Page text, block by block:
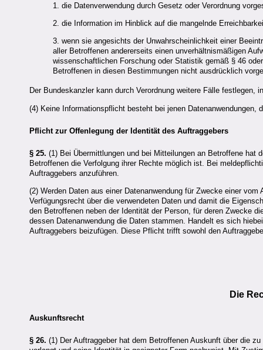
1. die Datenverwendung durch Gesetz oder Verordnung
2. die Information im Hinblick auf die mangelnde
3. wenn sie angesichts der Unwahrscheinlichkeit einer
aller Betroffenen andererseits einen unverhältnismäßigen
wissenschaftlichen Forschung oder Statistik gemäß § 46
Betroffenen in diesen Bestimmungen nicht ausdrücklich
Der Bundeskanzler kann durch Verordnung weitere Fälle festlegen,
(4) Keine Informationspflicht besteht bei jenen Datenanwendungen,
Pflicht zur Offenlegung der Identität des Auftraggebers
§ 25. (1) Bei Übermittlungen und bei Mitteilungen an Betroffene hat
Betroffenen die Verfolgung ihrer Rechte möglich ist. Bei
Auftraggebers anzuführen.
(2) Werden Daten aus einer Datenanwendung für Zwecke einer
Verfügungsrecht über die verwendeten Daten und damit die
den Betroffenen neben der Identität der Person, für deren Zwecke
dessen Datenanwendung die Daten stammen. Handelt es sich
Auftraggebers beizufügen. Diese Pflicht trifft sowohl den
Die
Auskunftsrecht
§ 26. (1) Der Auftraggeber hat dem Betroffenen Auskunft über die